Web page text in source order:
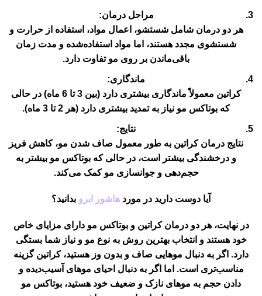
مراحل درمان:
هر دو درمان شامل شستشو، اعمال مواد، استفاده از حرارت و
شستشوی مجدد هستند، اما مواد استفاده‌شده و مدت زمان
باقی‌ماندن بر روی مو تفاوت دارد.
ماندگاری:
کراتین معمولاً ماندگاری بیشتری دارد (بین 3 تا 6 ماه) در حالی
که بوتاکس مو نیاز به تمدید بیشتری دارد (هر 2 تا 3 ماه).
نتایج:
نتایج درمان کراتین به طور معمول صاف شدن مو، کاهش فریز
و درخشندگی بیشتر است، در حالی که بوتاکس مو بیشتر به
حجم‌دهی و جوانسازی مو کمک می‌کند.
آیا دوست دارید در مورد هاشور ابرو بدانید؟
در نهایت، هر دو درمان کراتین و بوتاکس مو دارای مزایای خاص
خود هستند و انتخاب بهترین روش به نوع مو و نیاز شما بستگی
دارد. اگر به دنبال موهایی صاف و بدون وز هستید، کراتین گزینه
مناسب‌تری است. اما اگر به دنبال احیای موهای آسیب‌دیده و
دادن حجم به موهای نازک و ضعیف خود هستید، بوتاکس مو